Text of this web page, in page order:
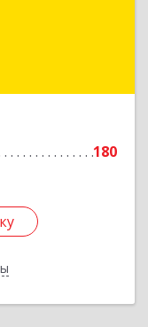
180
р-н,